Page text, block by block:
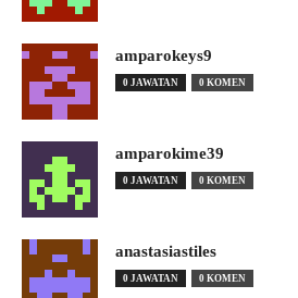
amparokeys9
0 JAWATAN 0 KOMEN
amparokime39
0 JAWATAN 0 KOMEN
anastasiastiles
0 JAWATAN 0 KOMEN